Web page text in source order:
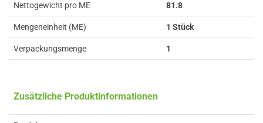
Nettogewicht pro ME 81.8
Mengeneinheit (ME) 1 Stück
Verpackungsmenge 1
Zusätzliche Produktinformationen